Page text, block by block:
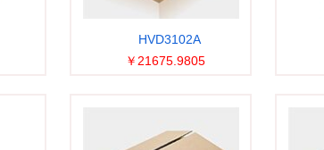
HVD3102A
￥21675.9805